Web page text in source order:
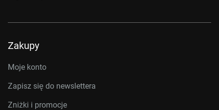
Zakupy
Moje konto
Zapisz się do newslettera
Zniżki i promocje